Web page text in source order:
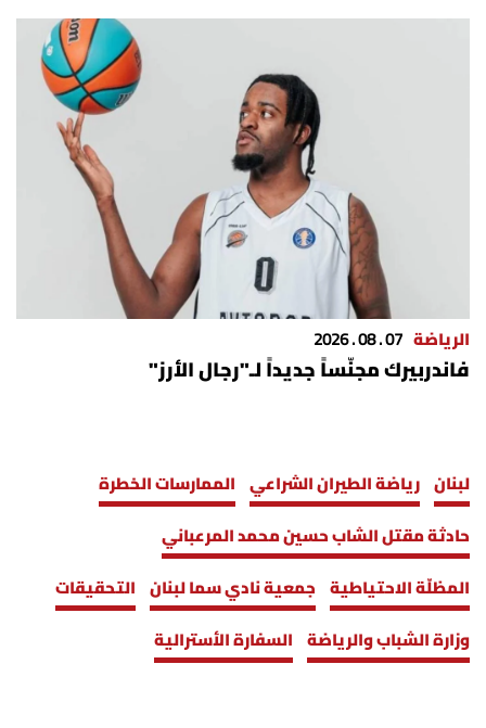
الرياضة 07 . 08 . 2026
فاندربيرك مجنّساً جديداً لـ"رجال الأرز"
لبنان رياضة الطيران الشراعي الممارسات الخطرة
حادثة مقتل الشاب حسين محمد المرعباني
المظلّة الاحتياطية جمعية نادي سما لبنان التحقيقات
وزارة الشباب والرياضة السفارة الأسترالية